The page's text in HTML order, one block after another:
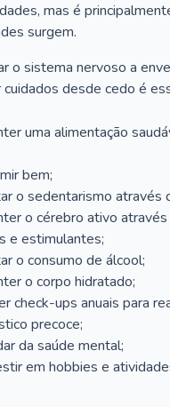
mas é
surgem.
o sistema nervoso a
desde cedo é
uma alimentação
bem;
o sedentarismo através
o cérebro ativo
e estimulantes;
o consumo de álcool;
o corpo hidratado;
check-ups anuais para
precoce;
da saúde mental;
em hobbies e